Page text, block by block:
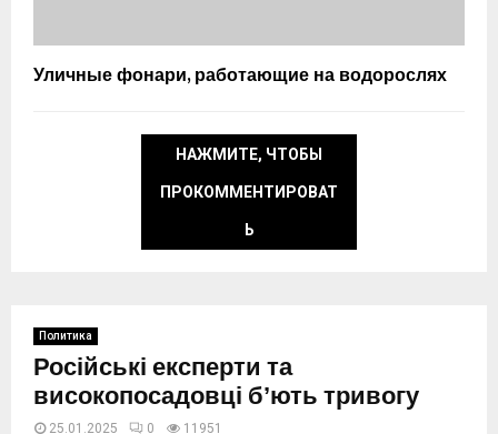
Уличные фонари, работающие на водорослях
НАЖМИТЕ, ЧТОБЫ
ПРОКОММЕНТИРОВАТ
Ь
Политика
Російські експерти та
високопосадовці бʼють тривогу
25.01.2025 0 11951